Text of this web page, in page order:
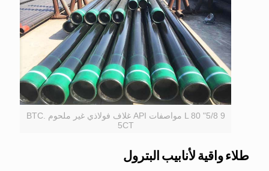
9 5/8" L 80 مواصفات API غلاف فولاذي غير ملحوم BTC.
5CT
طلاء واقية لأنابيب البترول